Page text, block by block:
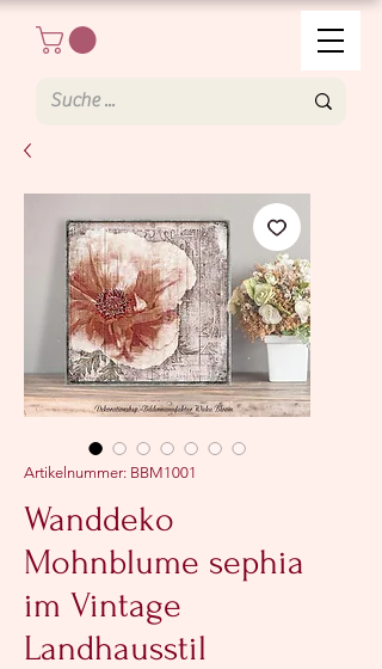
Artikelnummer: BBM1001
Wanddeko
Mohnblume sephia
im Vintage
Landhausstil